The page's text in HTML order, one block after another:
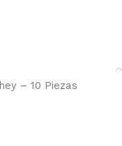
– 10 Piezas